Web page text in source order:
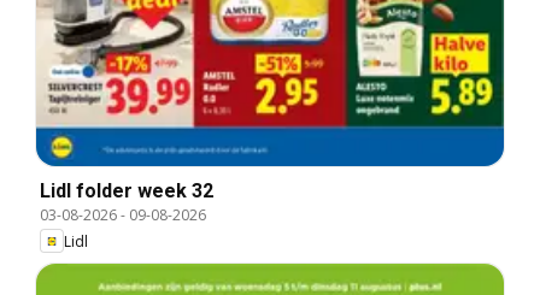
Lidl folder week 32
03-08-2026- 09-08-2026
Lidl